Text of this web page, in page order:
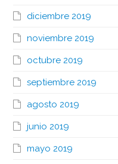
diciembre 2019
noviembre 2019
octubre 2019
septiembre 2019
agosto 2019
junio 2019
mayo 2019